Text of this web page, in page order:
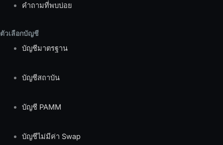
คำถามที่พบบ่อย
ตัวเลือกบัญชี
บัญชีมาตรฐาน
บัญชีสถาบัน
บัญชี PAMM
บัญชีไม่มีค่า Swap